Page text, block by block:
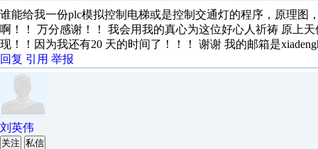
谁能给我一份plc模拟控制电梯或是控制交通灯的程序，原理
啊！！ 万分感谢！！ 我会用我的真心为这位好心人祈祷 原上
现！！因为我还有20 天的时间了！！！ 谢谢 我的邮箱是
回复 引用 举报
刘英伟
关注 私信